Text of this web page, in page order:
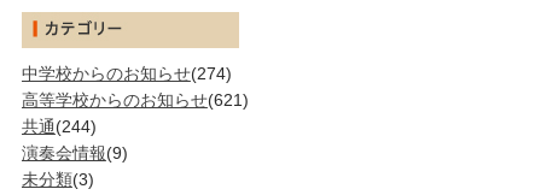
中学校からのお知らせ(274)
高等学校からのお知らせ(621)
共通(244)
演奏会情報(9)
未分類(3)